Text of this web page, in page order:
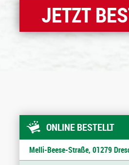
JETZT
ONLINE BESTELLT
Melli-Beese-Straße, 01279